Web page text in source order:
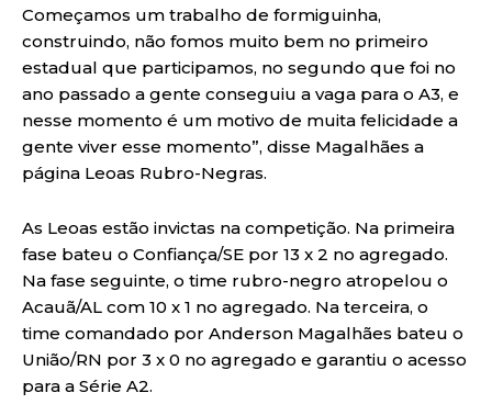
Começamos um trabalho de formiguinha,
construindo, não fomos muito bem no primeiro
estadual que participamos, no segundo que foi no
ano passado a gente conseguiu a vaga para o A3, e
nesse momento é um motivo de muita felicidade a
gente viver esse momento”, disse Magalhães a
página Leoas Rubro-Negras.
As Leoas estão invictas na competição. Na primeira
fase bateu o Confiança/SE por 13 x 2 no agregado.
Na fase seguinte, o time rubro-negro atropelou o
Acauã/AL com 10 x 1 no agregado. Na terceira, o
time comandado por Anderson Magalhães bateu o
União/RN por 3 x 0 no agregado e garantiu o acesso
para a Série A2.